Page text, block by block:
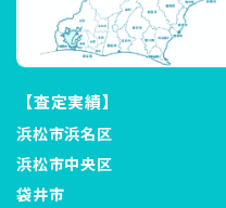
【査定実績】
浜松市浜名区
浜松市中央区
袋井市